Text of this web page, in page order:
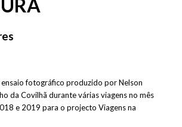
ensaio fotográfico produzido por Nelson
da Covilhã durante várias viagens no mês
e 2019 para o projecto Viagens na